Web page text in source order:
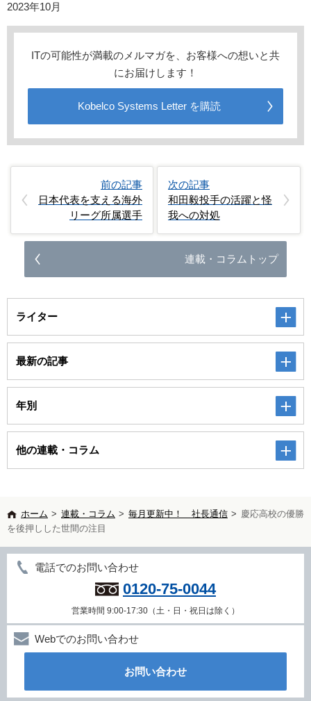
2023年10月
ITの可能性が満載のメルマガを、お客様への想いと共
にお届けします！
Kobelco Systems Letter を購読
前の記事
日本代表を支える海外
リーグ所属選手
次の記事
和田毅投手の活躍と怪
我への対処
連載・コラムトップ
ライター
最新の記事
年別
他の連載・コラム
ホーム > 連載・コラム > 毎月更新中！ 社長通信 > 慶応高校の優勝
を後押しした世間の注目
電話でのお問い合わせ
0120-75-0044
営業時間 9:00-17:30（土・日・祝日は除く）
Webでのお問い合わせ
お問い合わせ